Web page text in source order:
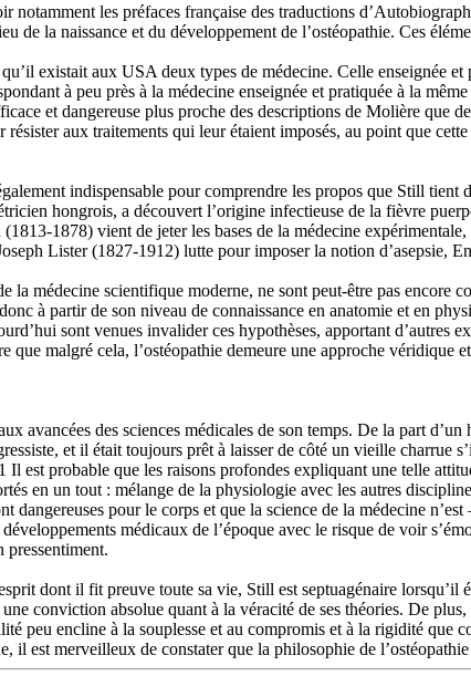
notamment les préfaces française des traductions
de la naissance et du développement de l’ostéopathie. Ces
existait aux USA deux types de médecine. Celle enseignée
à peu près à la médecine enseignée et pratiquée à la
et dangereuse plus proche des descriptions de Molière que
aux traitements qui leur étaient imposés, au point que
indispensable pour comprendre les propos que Still
hongrois, a découvert l’origine infectieuse de la fièvre
1878) vient de jeter les bases de la médecine
Lister (1827-1912) lutte pour imposer la notion
la médecine scientifique moderne, ne sont peut-être pas encore
à partir de son niveau de connaissance en anatomie et en
sont venues invalider ces hypothèses, apportant d’autres
que malgré cela, l’ostéopathie demeure une approche véridique
avancées des sciences médicales de son temps. De la part
et il était toujours prêt à laisser de côté un vieille charrue
Il est probable que les raisons profondes expliquant une telle
en un tout : mélange de la physiologie avec les autres
dangereuses pour le corps et que la science de la médecine
médicaux de l’époque avec le risque de voir
pressentiment.
dont il fit preuve toute sa vie, Still est septuagénaire lorsqu’il
conviction absolue quant à la véracité de ses théories. De
peu encline à la souplesse et au compromis et à la rigidité que
il est merveilleux de constater que la philosophie de